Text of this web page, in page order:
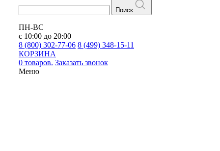
Поиск
ПН-ВС
с 10:00 до 20:00
8 (800) 302-77-06 8 (499) 348-15-11
КОРЗИНА
0 товаров. Заказать звонок
Меню